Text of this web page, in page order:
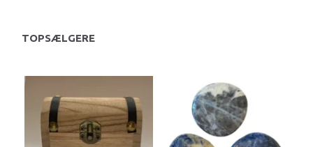
TOPSÆLGERE